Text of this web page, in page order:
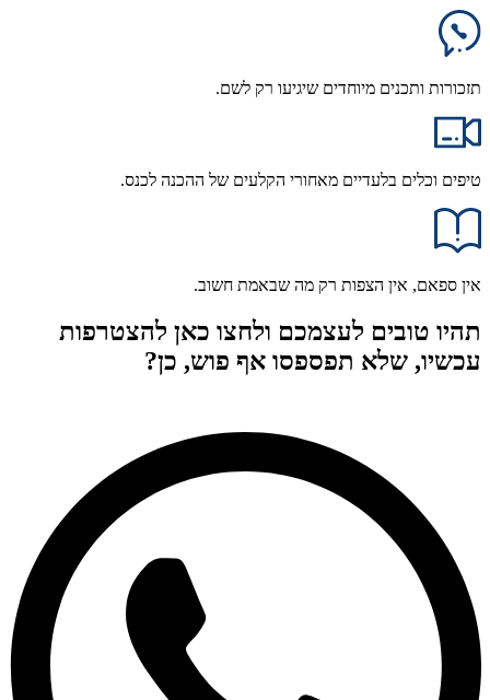
תזכורות ותכנים מיוחדים שיגיעו רק לשם.
טיפים וכלים בלעדיים מאחורי הקלעים של ההכנה לכנס.
אין ספאם, אין הצפות רק מה שבאמת חשוב.
תהיו טובים לעצמכם ולחצו כאן להצטרפות
עכשיו, שלא תפספסו אף פוש, כן?